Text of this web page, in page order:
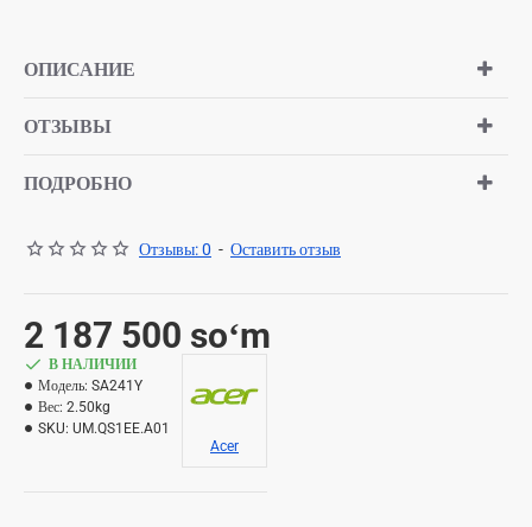
ОПИСАНИЕ
ОТЗЫВЫ
ПОДРОБНО
Отзывы: 0 - Оставить отзыв
2 187 500 soʻm
В НАЛИЧИИ
Модель: SA241Y
Вес: 2.50kg
SKU: UM.QS1EE.A01
Acer